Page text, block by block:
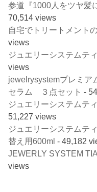
参道『1000人をツヤ髪
70,514 views
自宅でトリートメント
views
ジュエリーシステムテ
views
jewelrysystemプレミア
セラム ３点セット -
ジュエリーシステムテ
51,227 views
ジュエリーシステムテ
替え用600ml - 49,182
JEWERLY SYSTEM
views